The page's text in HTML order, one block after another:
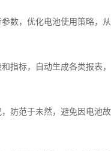
数，优化电池使用策略，
指标，自动生成各类报表
防范于未然，避免因电池